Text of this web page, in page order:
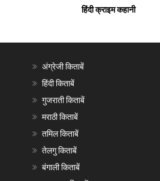
हिंदी क्राइम कहानी
अंग्रेजी किताबें
हिंदी किताबें
गुजराती किताबें
मराठी किताबें
तमिल किताबें
तेलगु किताबें
बंगाली किताबें